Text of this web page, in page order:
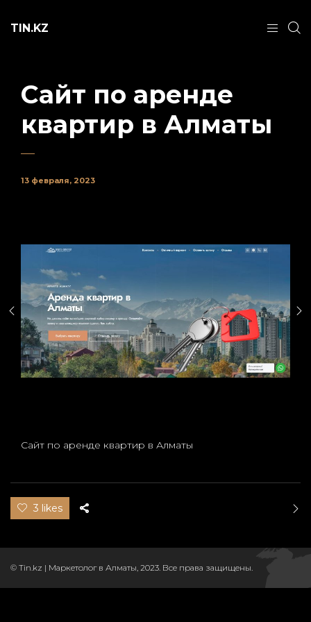
TIN.KZ
Сайт по аренде
квартир в Алматы
13 февраля, 2023
Сайт по аренде квартир в Алматы
3 likes
© Tin.kz | Маркетолог в Алматы, 2023. Все права защищены.